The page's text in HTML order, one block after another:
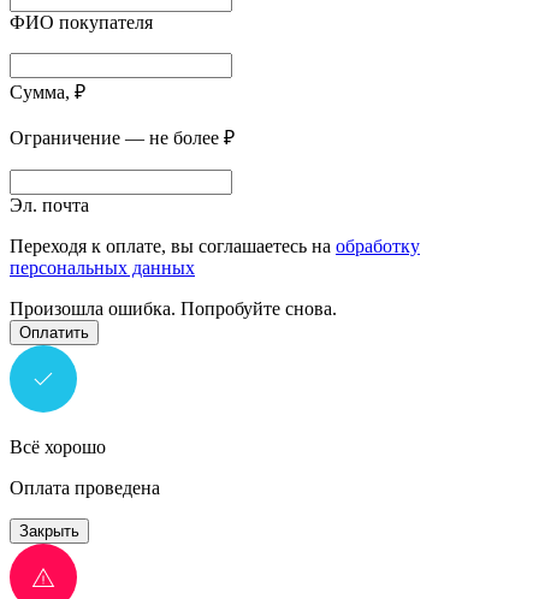
ФИО покупателя
Сумма, ₽
Ограничение — не более ₽
Эл. почта
Переходя к оплате, вы соглашаетесь на обработку
персональных данных
Произошла ошибка. Попробуйте снова.
Оплатить
Всё хорошо
Оплата проведена
Закрыть